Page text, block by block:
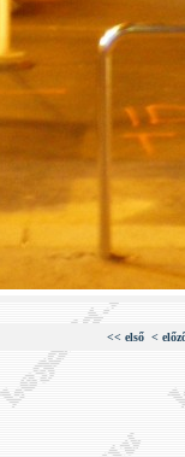
<< első <